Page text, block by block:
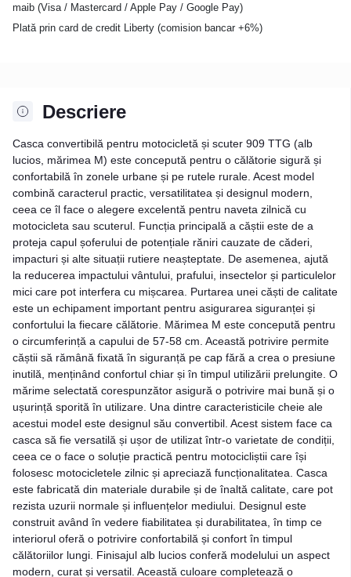
maib (Visa / Mastercard / Apple Pay / Google Pay)
Plată prin card de credit Liberty (comision bancar +6%)
Descriere
Casca convertibilă pentru motocicletă și scuter 909 TTG (alb
lucios, mărimea M) este concepută pentru o călătorie sigură și
confortabilă în zonele urbane și pe rutele rurale. Acest model
combină caracterul practic, versatilitatea și designul modern,
ceea ce îl face o alegere excelentă pentru naveta zilnică cu
motocicleta sau scuterul. Funcția principală a căștii este de a
proteja capul șoferului de potențiale răniri cauzate de căderi,
impacturi și alte situații rutiere neașteptate. De asemenea, ajută
la reducerea impactului vântului, prafului, insectelor și particulelor
mici care pot interfera cu mișcarea. Purtarea unei căști de calitate
este un echipament important pentru asigurarea siguranței și
confortului la fiecare călătorie. Mărimea M este concepută pentru
o circumferință a capului de 57-58 cm. Această potrivire permite
căștii să rămână fixată în siguranță pe cap fără a crea o presiune
inutilă, menținând confortul chiar și în timpul utilizării prelungite. O
mărime selectată corespunzător asigură o potrivire mai bună și o
ușurință sporită în utilizare. Una dintre caracteristicile cheie ale
acestui model este designul său convertibil. Acest sistem face ca
casca să fie versatilă și ușor de utilizat într-o varietate de condiții,
ceea ce o face o soluție practică pentru motocicliștii care își
folosesc motocicletele zilnic și apreciază funcționalitatea. Casca
este fabricată din materiale durabile și de înaltă calitate, care pot
rezista uzurii normale și influențelor mediului. Designul este
construit având în vedere fiabilitatea și durabilitatea, în timp ce
interiorul oferă o potrivire confortabilă și confort în timpul
călătoriilor lungi. Finisajul alb lucios conferă modelului un aspect
modern, curat și versatil. Această culoare completează o